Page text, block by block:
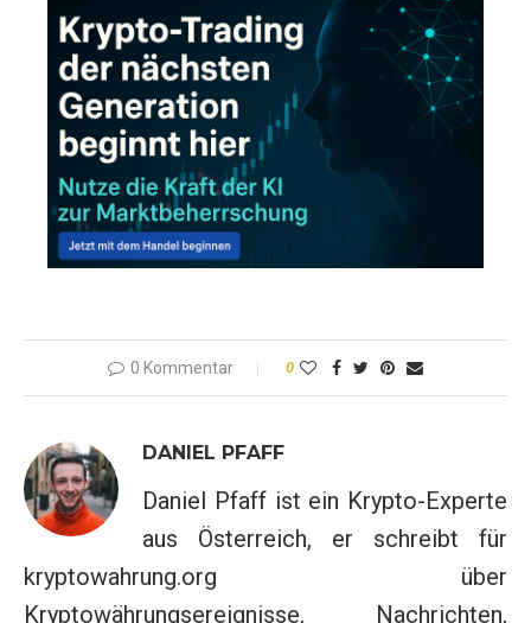
0 Kommentar 0
DANIEL PFAFF
Daniel Pfaff ist ein Krypto-Experte
aus Österreich, er schreibt für
kryptowahrung.org über
Kryptowährungsereignisse, Nachrichten,